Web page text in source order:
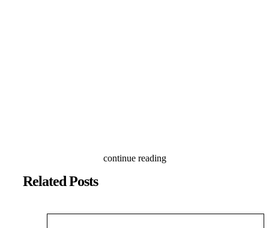
continue reading
Related Posts